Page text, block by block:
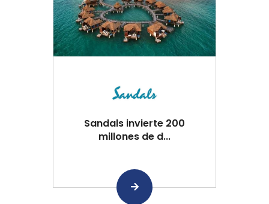
Sandals invierte 200
millones de d...